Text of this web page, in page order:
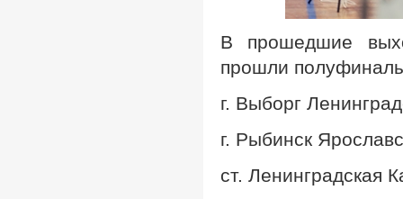
В прошедшие
прошли
г. Выборг
г. Рыбинск
ст. Ленинградская